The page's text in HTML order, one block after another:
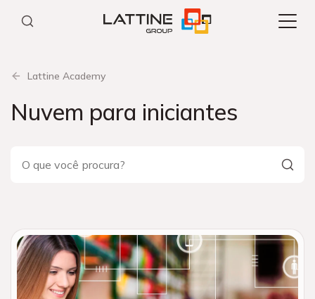
Lattine Academy
Nuvem para iniciantes